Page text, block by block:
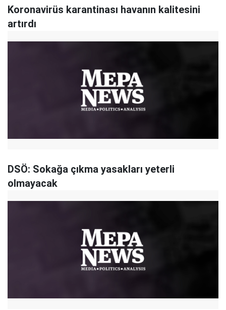
Koronavirüs karantinası havanın kalitesini
artırdı
DSÖ: Sokağa çıkma yasakları yeterli
olmayacak